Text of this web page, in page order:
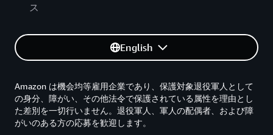
ス
English
Amazon は機会均等雇用企業であり、保護対象退役軍人として
の身分、障がい、その他法令で保護されている属性を理由とし
た差別を一切行いません。退役軍人、軍人の配偶者、および障
がいのある方の応募を歓迎します。